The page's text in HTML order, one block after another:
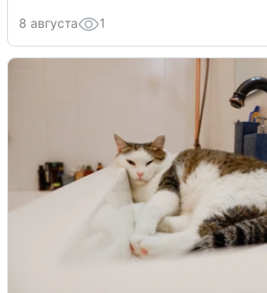
8 августа 1